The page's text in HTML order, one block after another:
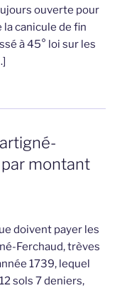
ouverte pour
canicule de fin
à 45° loi sur les
par montant
doivent payer les
Ferchaud, trèves
1739, lequel
sols 7 deniers,